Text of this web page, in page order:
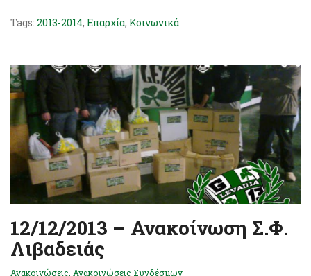
Tags: 2013-2014, Επαρχία, Κοινωνικά
12/12/2013 – Ανακοίνωση Σ.Φ.
Λιβαδειάς
Ανακοινώσεις Ανακοινώσεις Συνδέσμων